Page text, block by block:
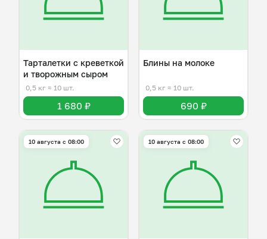
Тарталетки с креветкой
и творожным сыром
0,5 кг ≈ 10 шт.
1 680 ₽
Блины на молоке
0,5 кг ≈ 10 шт.
690 ₽
10 августа с 08:00 10 августа с 08:00